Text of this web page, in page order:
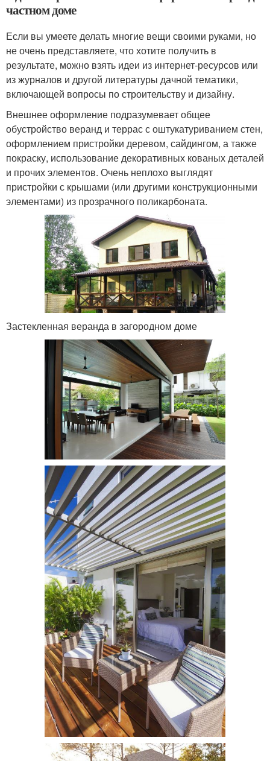
частном доме
Если вы умеете делать многие вещи своими руками, но
не очень представляете, что хотите получить в
результате, можно взять идеи из интернет-ресурсов или
из журналов и другой литературы дачной тематики,
включающей вопросы по строительству и дизайну.
Внешнее оформление подразумевает общее
обустройство веранд и террас с оштукатуриванием стен,
оформлением пристройки деревом, сайдингом, а также
покраску, использование декоративных кованых деталей
и прочих элементов. Очень неплохо выглядят
пристройки с крышами (или другими конструкционными
элементами) из прозрачного поликарбоната.
Застекленная веранда в загородном доме